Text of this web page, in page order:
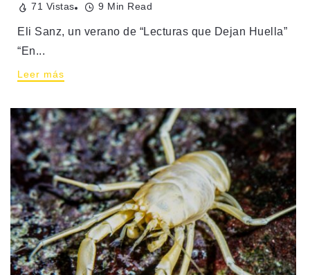
71 Vistas 9 Min Read
Eli Sanz, un verano de “Lecturas que Dejan Huella”
“En...
Leer más